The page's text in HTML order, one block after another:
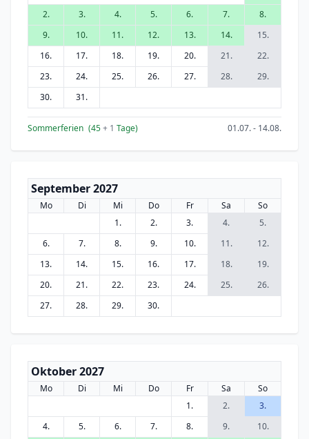
2.
3. 4. 5. 6. 7.
8.
9.
10. 11. 12. 13. 14.
15.
16.
17. 18. 19. 20. 21.
22.
23.
24. 25. 26. 27. 28.
29.
30.
31.
Sommerferien (45+ 1 Tage) 01.07. - 14.08.
September 2027
Mo Di Mi Do Fr Sa
So
1.
2. 3. 4.
5.
6.
7. 8. 9. 10. 11.
12.
13.
14. 15. 16. 17. 18.
19.
20.
21. 22. 23. 24. 25.
26.
27.
28. 29. 30.
Oktober 2027
Mo Di Mi Do Fr Sa
So
1.
2.
3.
4.
5. 6. 7. 8. 9. 10.